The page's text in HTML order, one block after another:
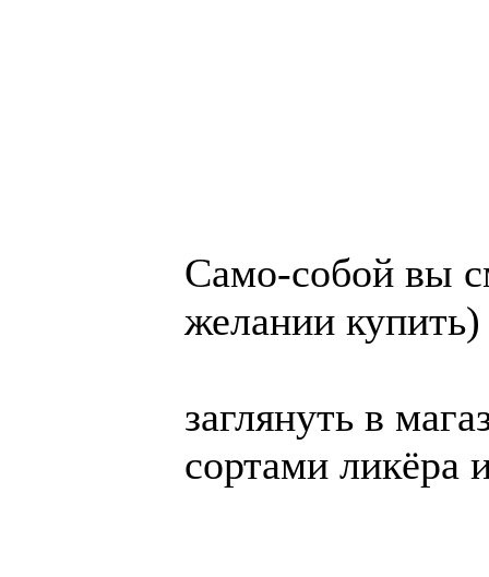
Са­мо-со­бой вы
желании
заг­ля­нуть в
сортами ликёра